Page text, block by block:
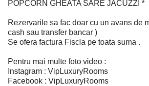
POPCORN GHEATA SARE JACUZZI *
Rezervarile sa fac doar cu un avans de
cash sau transfer bancar )
Se ofera factura Fiscla pe toata suma .
Pentru mai multe foto video :
Instagram : VipLuxuryRooms
Facebook : VipLuxuryRooms